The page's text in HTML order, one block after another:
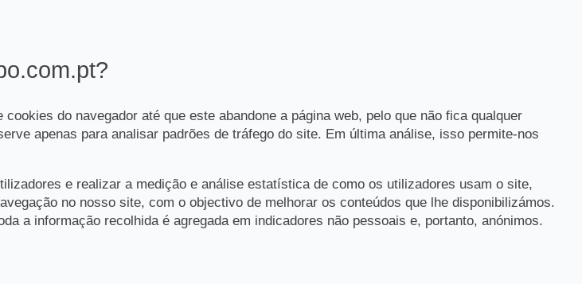
do navegador até que este abandone a página web, pelo que não fica qualquer
apenas para analisar padrões de tráfego do site. Em última análise, isso permite-nos
e realizar a medição e análise estatística de como os utilizadores usam o site,
no nosso site, com o objectivo de melhorar os conteúdos que lhe disponibilizámos.
a informação recolhida é agregada em indicadores não pessoais e, portanto, anónimos.